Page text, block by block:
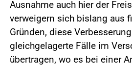
Ausnahme auch hier der
verweigern sich bislang aus
Gründen, diese
gleichgelagerte Fälle im
übertragen, wo es bei einer